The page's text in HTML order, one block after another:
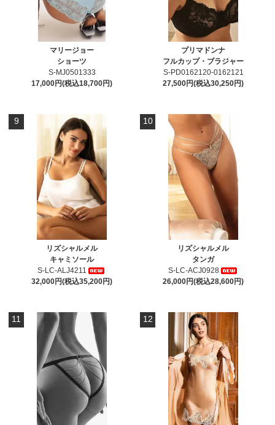
マリージョー
ショーツ
S-MJ0501333
17,000円(税込18,700円)
プリマドンナ
フルカップ・ブラジャー
S-PD0162120-0162121
27,500円(税込30,250円)
9
リズシャルメル
キャミソール
S-LC-ALJ4211
32,000円(税込35,200円)
10
リズシャルメル
タンガ
S-LC-ACJ0928
26,000円(税込28,600円)
11 12